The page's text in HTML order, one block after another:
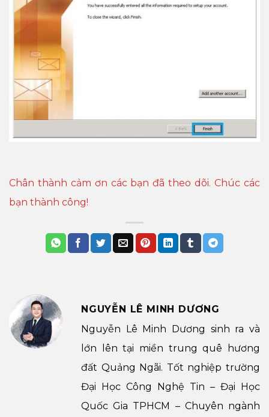
Chân thành cảm ơn các bạn đã theo dõi. Chúc các
bạn thành công!
NGUYỄN LÊ MINH DƯƠNG
Nguyễn Lê Minh Dương sinh ra và
lớn lên tại miền trung quê hương
đất Quảng Ngãi. Tốt nghiệp trường
Đại Học Công Nghệ Tin – Đại Học
Quốc Gia TPHCM – Chuyên ngành